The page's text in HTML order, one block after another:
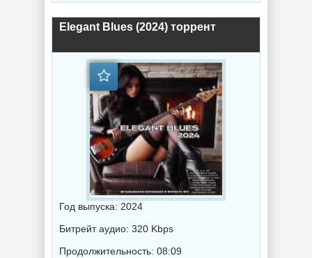
Elegant Blues (2024) торрент
Год выпуска: 2024
Битрейт аудио: 320 Kbps
Продолжительность: 08:09